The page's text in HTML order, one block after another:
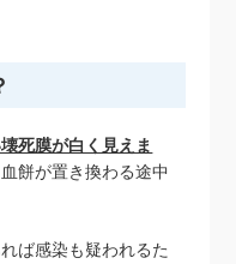
死膜が白く見えま
餅が置き換わる途中
ば感染も疑われるた